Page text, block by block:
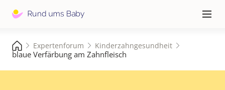
≡
Expertenforum Kinderzahngesundheit
blaue Verfärbung am Zahnfleisch